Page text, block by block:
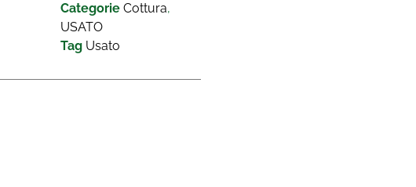
Categorie Cottura,
USATO
Tag Usato